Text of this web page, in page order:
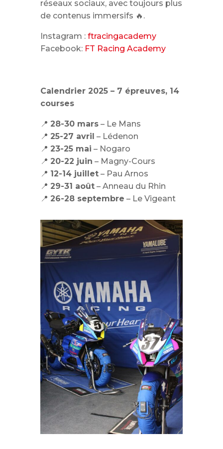
réseaux sociaux, avec toujours plus
de contenus immersifs 🔥.
Instagram : ftracingacademy
Facebook: FT Racing Academy
Calendrier 2025 – 7 épreuves, 14
courses
📍 28-30 mars– Le Mans
📍 25-27 avril – Lédenon
📍 23-25 mai – Nogaro
📍 20-22 juin – Magny-Cours
📍 12-14 juillet– Pau Arnos
📍 29-31 août– Anneau du Rhin
📍 26-28 septembre – Le Vigeant